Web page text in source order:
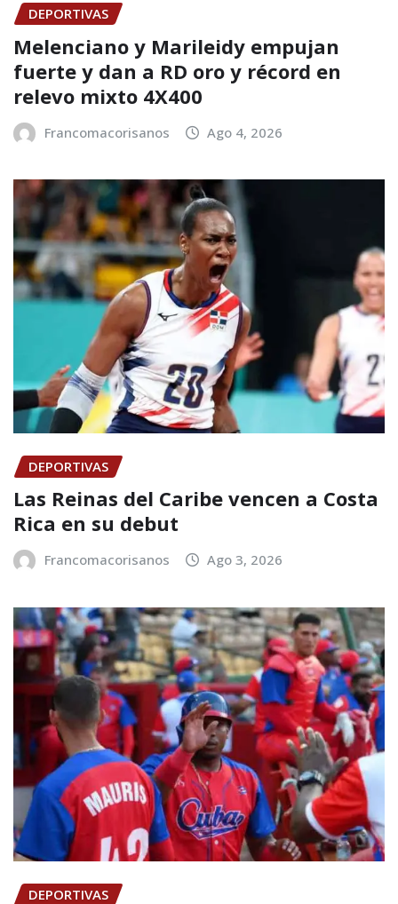
DEPORTIVAS
Melenciano y Marileidy empujan
fuerte y dan a RD oro y récord en
relevo mixto 4X400
Francomacorisanos Ago 4, 2026
DEPORTIVAS
Las Reinas del Caribe vencen a Costa
Rica en su debut
Francomacorisanos Ago 3, 2026
DEPORTIVAS